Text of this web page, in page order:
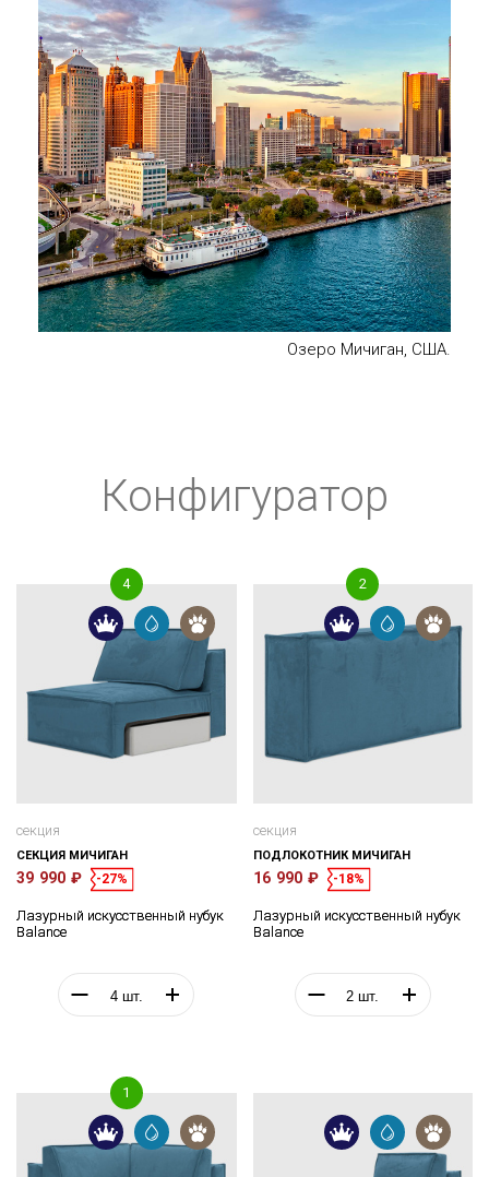
Озеро Мичиган, США.
Конфигуратор
секция
СЕКЦИЯ МИЧИГАН
39 990 ₽ -27%
Лазурный искусственный нубук
Balance
секция
ПОДЛОКОТНИК МИЧИГАН
16 990 ₽ -18%
Лазурный искусственный нубук
Balance